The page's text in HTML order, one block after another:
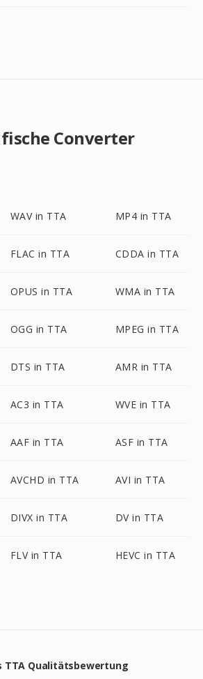
Converter
WAV in TTA MP4 in TTA
FLAC in TTA CDDA in TTA
OPUS in TTA WMA in TTA
OGG in TTA MPEG in TTA
DTS in TTA AMR in TTA
AC3 in TTA WVE in TTA
AAF in TTA ASF in TTA
AVCHD in TTA AVI in TTA
DIVX in TTA DV in TTA
FLV in TTA HEVC in TTA
TTA Qualitätsbewertung